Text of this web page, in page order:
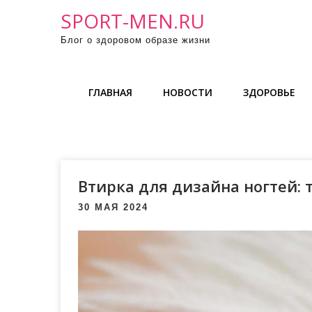
SPORT-MEN.RU
Блог о здоровом образе жизни
ГЛАВНАЯ НОВОСТИ ЗДОРОВЬЕ
Втирка для дизайна ногтей:
30 МАЯ 2024